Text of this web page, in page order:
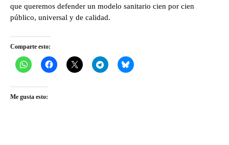
que queremos defender un modelo sanitario cien por cien
público, universal y de calidad.
Comparte esto:
Me gusta esto: